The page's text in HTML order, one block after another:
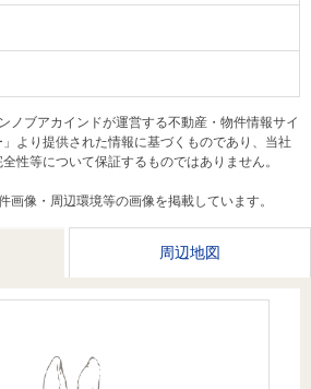
築・
中古
一戸
建て
を探
却
相
談
案内（名
古屋）
案内（関
西）
要
Way
組織図
役員一
覧
ニュース
採用情報
周辺地図
ノブアカインドが運営する不動産・物件情報サイ
より提供された情報に基づくものであり、当社
性等について保証するものではありません。
画像・周辺環境等の画像を掲載しています。